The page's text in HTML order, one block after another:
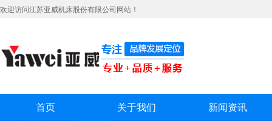
欢迎访问江苏亚威机床股份有限公司网站！
首页 关于我们 新闻资讯